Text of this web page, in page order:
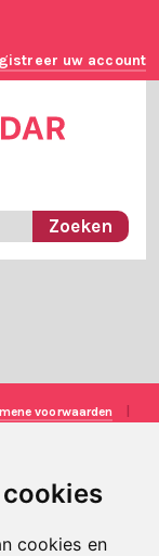
cookies en
uw account
voorwaarden